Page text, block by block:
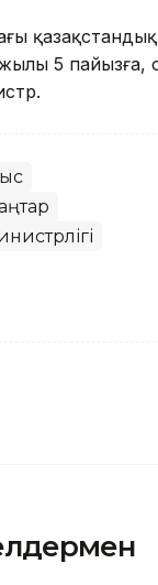
қазақстандық
5 пайызға,